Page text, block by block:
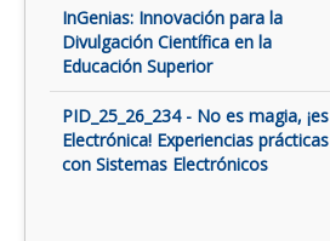
InGenias: Innovación para la
Divulgación Científica en la
Educación Superior
PID_25_26_234 - No es magia, ¡es
Electrónica! Experiencias prácticas
con Sistemas Electrónicos